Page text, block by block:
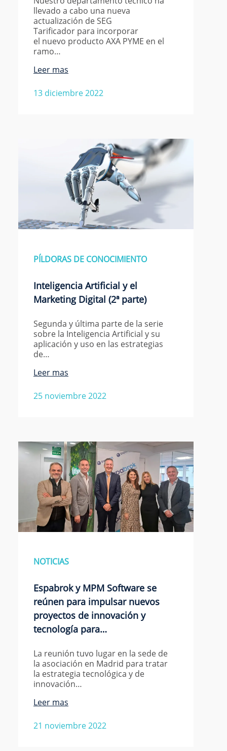
llevado a cabo una nueva
actualización de SEG
Tarificador para incorporar
el nuevo producto AXA PYME en el
ramo…
13 diciembre 2022
Leer mas
PÍLDORAS DE CONOCIMIENTO
Inteligencia Artificial y el
Marketing Digital (2ª parte)
Segunda y última parte de la serie
sobre la Inteligencia Artificial y su
aplicación y uso en las estrategias
de…
25 noviembre 2022
Leer mas
NOTICIAS
Espabrok y MPM Software se
reúnen para impulsar nuevos
proyectos de innovación y
tecnología para…
La reunión tuvo lugar en la sede de
la asociación en Madrid para tratar
la estrategia tecnológica y de
innovación…
21 noviembre 2022
Leer mas